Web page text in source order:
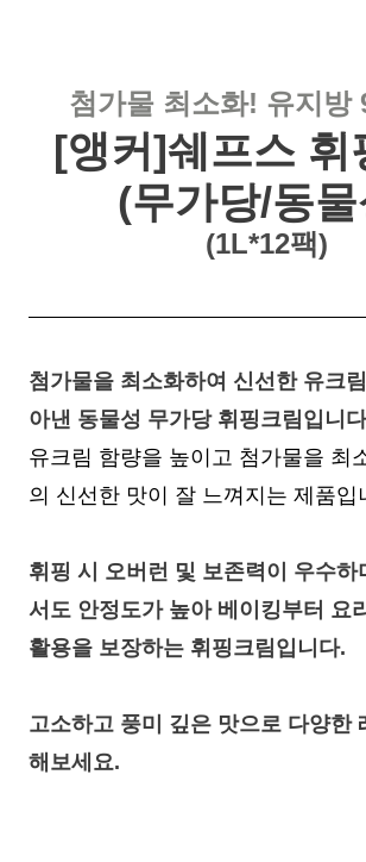
첨가물 최소화! 유지방
[앵커]쉐프스 휘
(무가당/동
(1L*12팩)
첨가물을 최소화하여 신선한 유크
아낸 동물성 무가당 휘핑크림입니
유크림 함량을 높이고 첨가물을 최
의 신선한 맛이 잘 느껴지는 제품입
휘핑 시 오버런 및 보존력이 우수하
서도 안정도가 높아 베이킹부터 요
활용을 보장하는 휘핑크림입니다.
고소하고 풍미 깊은 맛으로 다양한
해보세요.